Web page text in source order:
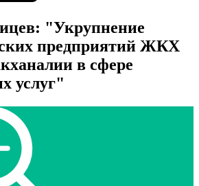
"Укрупнение
предприятий ЖКХ
в сфере
услуг"